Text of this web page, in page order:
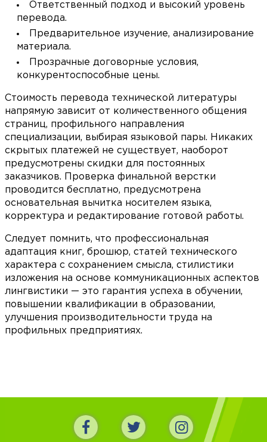
Ответственный подход и высокий уровень
перевода.
Предварительное изучение, анализирование
материала.
Прозрачные договорные условия,
конкурентоспособные цены.
Стоимость перевода технической литературы
напрямую зависит от количественного общения
страниц, профильного направления
специализации, выбирая языковой пары. Никаких
скрытых платежей не существует, наоборот
предусмотрены скидки для постоянных
заказчиков. Проверка финальной верстки
проводится бесплатно, предусмотрена
основательная вычитка носителем языка,
корректура и редактирование готовой работы.
Следует помнить, что профессиональная
адаптация книг, брошюр, статей технического
характера с сохранением смысла, стилистики
изложения на основе коммуникационных аспектов
лингвистики — это гарантия успеха в обучении,
повышении квалификации в образовании,
улучшения производительности труда на
профильных предприятиях.